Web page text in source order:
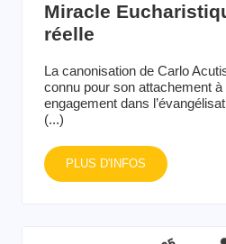
Miracle
réelle
La canonisation de Carlo
connu pour son attachement à
engagement dans
(...)
PLUS D'INFOS